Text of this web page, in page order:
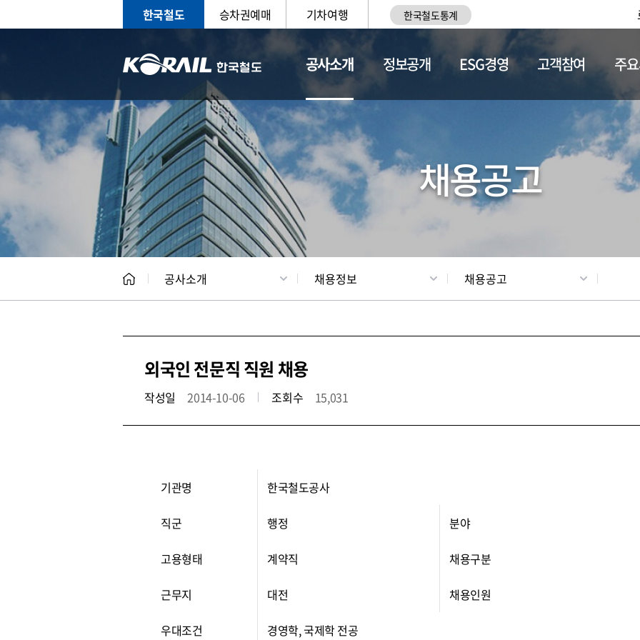
한국철도 승차권예매 기차여행 한국철도통계
공사소개
CEO 일반현황 채용정보
정보공개 ESG경영 고객참여 주
채용공고
공사소개 채용정보 채용공고
외국인 전문직 직원 채용
작성일 2014-10-06 조회수 15,031
기관명 한국철도공사
직군 행정 분야
고용형태 계약직 채용구분
근무지 대전 채용인원
우대조건 경영학, 국제학 전공